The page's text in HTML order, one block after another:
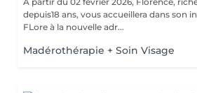
depuis18 ans, vous accueillera dans son
FLore à la nouvelle adr...
Madérothérapie + Soin Visage